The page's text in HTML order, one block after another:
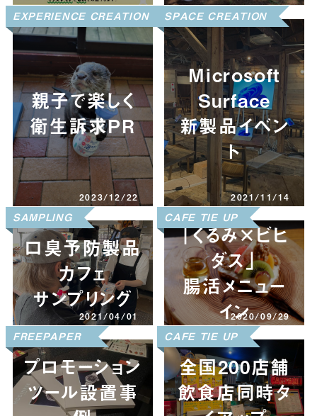
EXPERIENCE CREATION
2023/12/22
親子で楽しく
衛生訴求PR
SPACE CREATION
2021/11/14
Microsoft
Surface
新製品イベン
ト
SAMPLING
2021/04/01
口臭予防製品
カフェ
サンプリング
CAFE TIE UP
2020/09/29
「くるみ×ビヒ
ダス」
腸活メニュー
イン
FIELD MEDIA
FREEPAPER
プロモーション
ツール設置事
CAFE TIE UP
全国200店舗
飲食店同時タ